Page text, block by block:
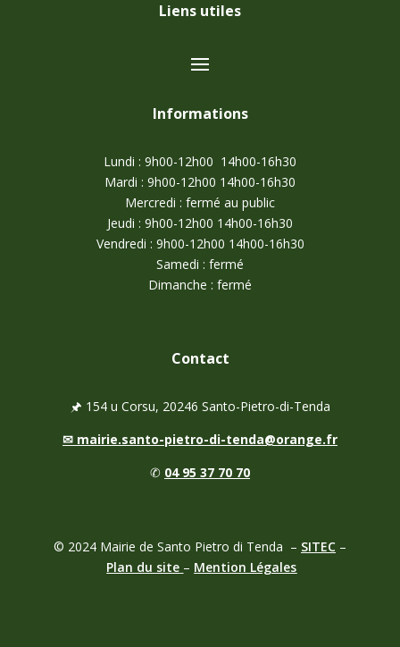
Liens utiles
Informations
Lundi : 9h00-12h00 14h00-16h30
Mardi : 9h00-12h00 14h00-16h30
Mercredi : fermé au public
Jeudi : 9h00-12h00 14h00-16h30
Vendredi : 9h00-12h00 14h00-16h30
Samedi : fermé
Dimanche : fermé
Contact
🖈 154 u Corsu, 20246 Santo-Pietro-di-Tenda
✉ mairie.santo-pietro-di-tenda@orange.fr
✆ 04 95 37 70 70
© 2024 Mairie de Santo Pietro di Tenda – SITEC–
Plan du site – Mention Légales